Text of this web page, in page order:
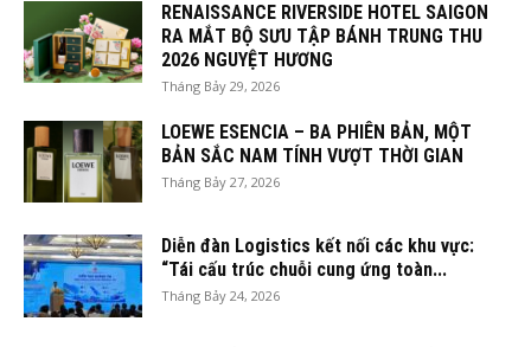
RENAISSANCE RIVERSIDE HOTEL SAIGON
RA MẮT BỘ SƯU TẬP BÁNH TRUNG THU
2026 NGUYỆT HƯƠNG
Tháng Bảy 29, 2026
LOEWE ESENCIA – BA PHIÊN BẢN, MỘT
BẢN SẮC NAM TÍNH VƯỢT THỜI GIAN
Tháng Bảy 27, 2026
Diễn đàn Logistics kết nối các khu vực:
“Tái cấu trúc chuỗi cung ứng toàn...
Tháng Bảy 24, 2026